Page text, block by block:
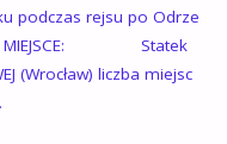
podczas rejsu po Odrze
MIEJSCE: Statek
(Wrocław) liczba miejsc